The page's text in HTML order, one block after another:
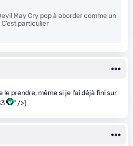
May Cry pop à aborder comme un
particulier
prendre, même si je l’ai déjà fini sur
" />)